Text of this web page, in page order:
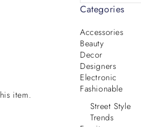
item.
Categories
Accessories
Beauty
Decor
Designers
Electronic
Fashionable
Street Style
Trends